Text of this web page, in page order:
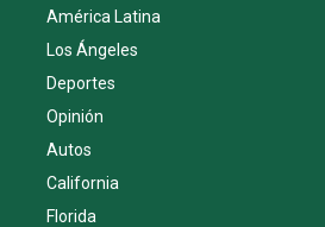
América Latina
Los Ángeles
Deportes
Opinión
Autos
California
Florida